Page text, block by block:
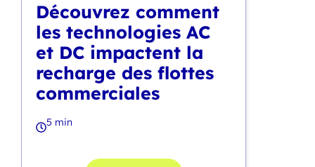
Découvrez comment
les technologies AC
et DC impactent la
recharge des flottes
commerciales
5 min